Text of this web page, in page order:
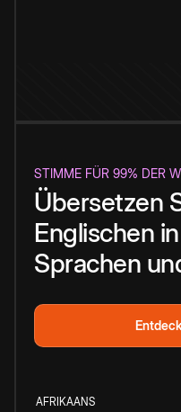
STIMME FÜR 99% DER
Übersetzen
Englischen
Sprachen
AFRIKAANS